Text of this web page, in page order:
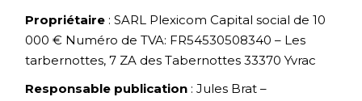
Propriétaire : SARL Plexicom Capital social de 10
000 € Numéro de TVA: FR54530508340 – Les
tarbernottes, 7 ZA des Tabernottes 33370 Yvrac
Responsable publication : Jules Brat –